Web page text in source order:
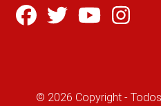
© 2026 Copyright -